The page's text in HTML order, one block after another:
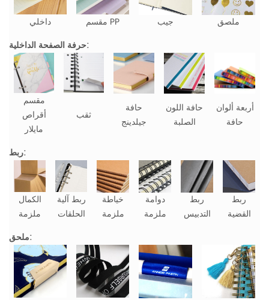
داخلي مقسم PP جيب
ملصق
حرفة الصفحة الداخلية:
مقسم
أقراص
مايلار
ثقب
حافة
جيلدينج
حافة اللون
الصلبة
أربعة ألوان
حافة
ربط:
الكمال
ملزمة
ربط آلية
الحلقات
خياطة
ملزمة
دوامة
ملزمة
ربط
التدبيس
ربط
القضية
ملحق: